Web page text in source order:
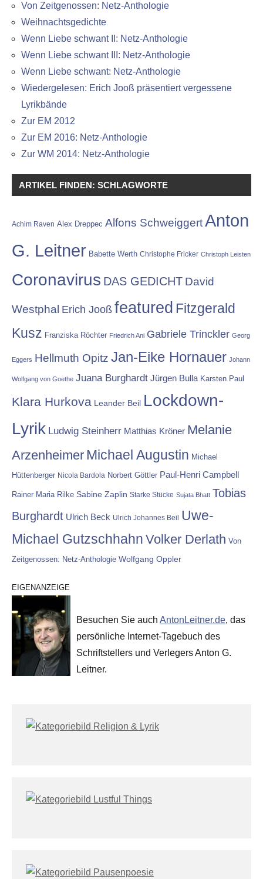
Von Zeitgenossen: Netz-Anthologie
Weihnachtsgedichte
Wenn Liebe schwant II: Netz-Anthologie
Wenn Liebe schwant III: Netz-Anthologie
Wenn Liebe schwant: Netz-Anthologie
Wiedergelesen: Erich Jooß präsentiert vergessene
Lyrikbände
Zur EM 2012
Zur EM 2016: Netz-Anthologie
Zur WM 2014: Netz-Anthologie
ARTIKEL FINDEN: SCHLAGWORTE
Achim Raven Alex Dreppec Alfons SchweiggertAnton
G. Leitner Babette Werth Christophe Fricker Christoph Leisten
Coronavirus DAS GEDICHT David
Westphal Erich Jooß featured Fitzgerald
Kusz Franziska Röchter Friedrich Ani Gabriele Trinckler Georg
Eggers Hellmuth Opitz Jan-Eike Hornauer Johann
Wolfgang von Goethe Juana Burghardt Jürgen Bulla Karsten Paul
Klara Hurkova Leander Beil Lockdown-
Lyrik Ludwig Steinherr Matthias Kröner Melanie
Arzenheimer Michael Augustin Michael
Hüttenberger Nicola Bardola Norbert Göttler Paul-Henri Campbell
Rainer Maria Rilke Sabine Zaplin Starke Stücke Sujata Bhatt Tobias
Burghardt Ulrich Beck Ulrich Johannes Beil
Uwe-
Michael Gutzschhahn Volker Derlath Von
Zeitgenossen: Netz-Anthologie Wolfgang Oppler
EIGENANZEIGE
Besuchen Sie auch AntonLeitner.de, das
persönliche Internet-Tagebuch des
Schriftstellers und Verlegers Anton G.
Leitner.